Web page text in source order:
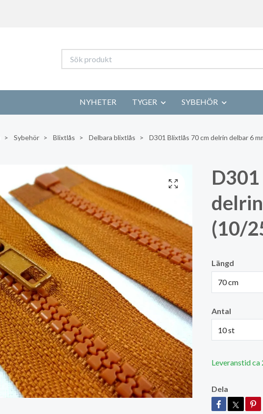
NYHETER TYGER SYBEHÖR
Sybehör Blixtlås Delbara blixtlås D301 Blixtlås 70 cm delrin delbar 6
(10/
Längd
70 cm
Antal
10 st
Leveranstid ca
Dela